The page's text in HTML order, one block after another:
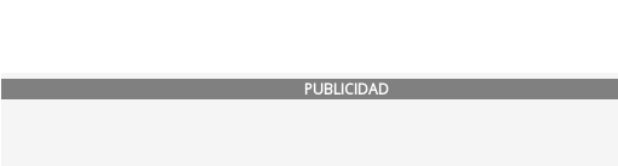
PUBLICIDAD